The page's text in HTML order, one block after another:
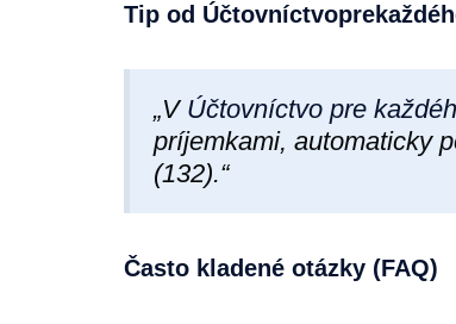
Tip od
„V Účtovníctvo pre
príjemkami, automaticky
(132).“
Často kladené otázky (FAQ)